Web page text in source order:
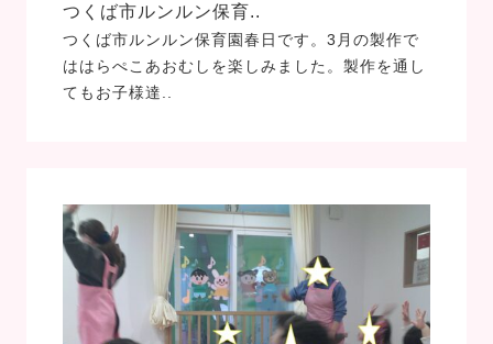
つくば市ルンルン保育..
つくば市ルンルン保育園春日です。3月の製作で
ははらぺこあおむしを楽しみました。製作を通し
てもお子様達..